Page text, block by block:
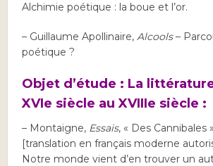
Alchimie poétique : la boue et l’or.
– Guillaume Apollinaire,Alcools–
poétique ?
Objet d’étude : La
XVIe siècle au XVIIIe siècle :
– Montaigne, Essais, « Des Cannibales
[translation en français moderne
Notre monde vient d’en trouver un